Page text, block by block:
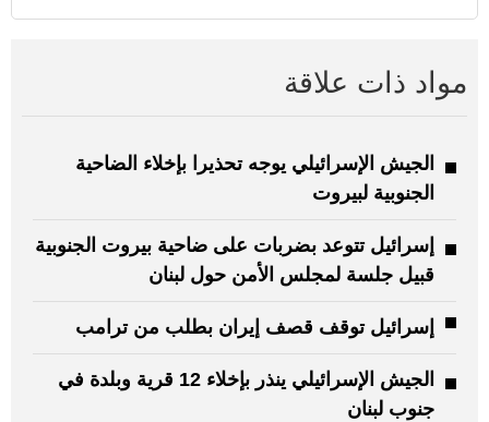
مواد ذات علاقة
الجيش الإسرائيلي يوجه تحذيرا بإخلاء الضاحية
الجنوبية لبيروت
إسرائيل تتوعد بضربات على ضاحية بيروت الجنوبية
قبيل جلسة لمجلس الأمن حول لبنان
إسرائيل توقف قصف إيران بطلب من ترامب
الجيش الإسرائيلي ينذر بإخلاء 12 قرية وبلدة في
جنوب لبنان